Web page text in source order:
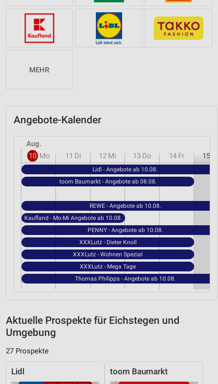
MEHR
Angebote-Kalender
Aug.
10 Mo 11 Di 12 Mi 13 Do 14 Fr 15
Lidl - Angebote ab 10.08.
toom Baumarkt - Angebote ab 08.08.
REWE - Angebote ab 10.08.
Kaufland - Mo-Mi Angebote ab 10.08.
PENNY - Angebote ab 10.08.
XXXLutz - Dieter Knoll
XXXLutz - Wohnen Spezial
XXXLutz - Mega Tage
Thomas Philipps - Angebote ab 10.08.
Aktuelle Prospekte für Eichstegen und
Umgebung
27 Prospekte
Lidl toom Baumarkt